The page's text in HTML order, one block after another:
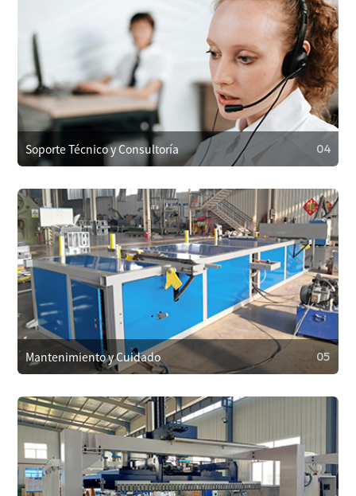
03
Capacitación Operativa
Proporcionamos capacitación a los operadores para
garantizar el uso correcto, reducir fallos y también
capacitación en mantenimiento y reparaciones menores
para prolongar la vida útil del equipo.
Soporte Técnico y Consultoría 04
04
Soporte Técnico y Consultoría
Los clientes pueden contactar con el soporte técnico en
cualquier momento por teléfono, correo electrónico o en
línea. Para problemas complejos, ofrecemos asistencia
remota o enviamos técnicos al sitio si es necesario.
Mantenimiento y Cuidado 05
05
Mantenimiento y Cuidado